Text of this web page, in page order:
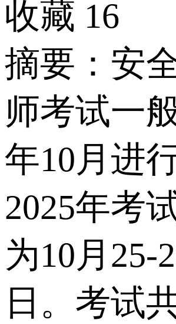
收藏 16
摘要：安
师考试一
年10月进
2025年考
为10月25-
日。考试